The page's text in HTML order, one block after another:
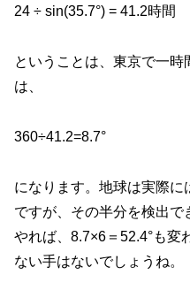
24 ÷ sin(35.7°) = 41.2時間
ということは、東京で一
は、
360÷41.2=8.7°
になります。地球は実際に
ですが、その半分を検出で
やれば、8.7×6＝52.4°も変
ない手はないでしょうね。